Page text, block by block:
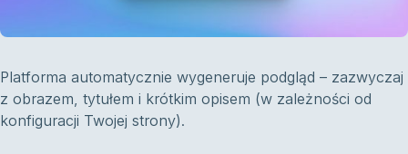
Platforma automatycznie wygeneruje podgląd – zazwyczaj
z obrazem, tytułem i krótkim opisem (w zależności od
konfiguracji Twojej strony).